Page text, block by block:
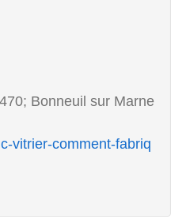
Bonneuil sur Marne
vitrier-comment-fabriq